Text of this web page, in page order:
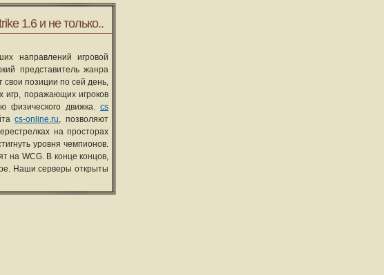
1.6 и не только..
направлений игровой
представитель жанра
свои позиции по сей день,
поражающих игроков
физического движка. cs
cs-online.ru, позволяют
на просторах
уровня чемпионов.
на WCG. В конце концов,
Наши серверы открыты